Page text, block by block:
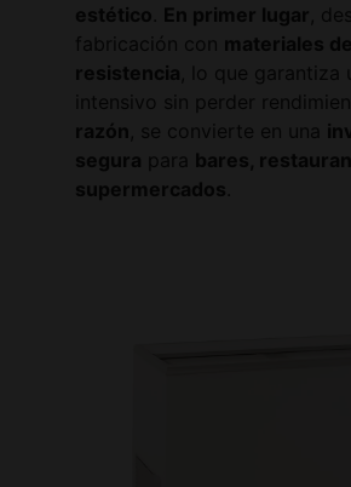
estético En primer lugar,
fabricación con materiales
resistencia, lo que garantiza
intensivo sin perder
razón, se convierte en una
segura para bares,
supermercados